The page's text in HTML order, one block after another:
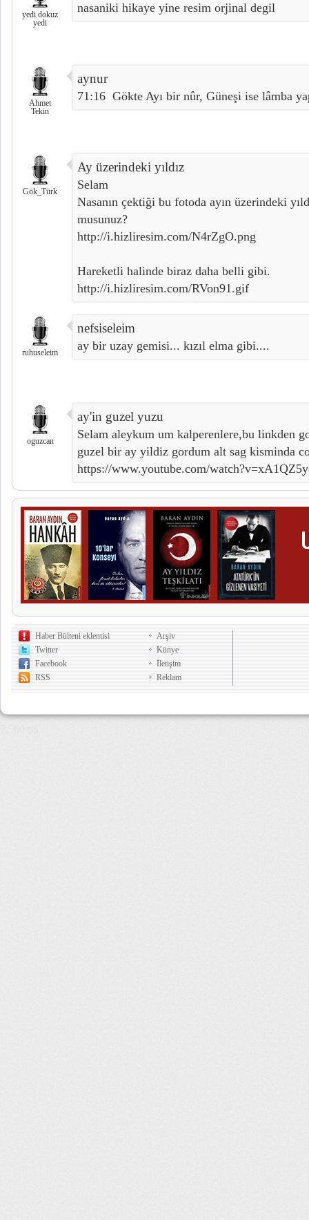
yedi dokuz
yedi
nasaniki hikaye yine resim orjinal degil
Ahmet
Tekin
aynur
71:16  Gökte Ayı bir nûr, Güneşi ise lâmba
Gök_Türk
Ay üzerindeki yıldız
Selam
Nasanın çektiği bu fotoda ayın üzerindeki
musunuz?
http://i.hizliresim.com/N4rZgO.png
Hareketli halinde biraz daha belli gibi.
http://i.hizliresim.com/RVon91.gif
ruhuseleim
nefsiseleim
ay bir uzay gemisi... kızıl elma gibi....
oguzcan
ay'in guzel yuzu
Selam aleykum um kalperenlere,bu linkden
guzel bir ay yildiz gordum alt sag kisminda
https://www.youtube.com/
Haber Bülteni eklentisi
Twitter
Facebook
RSS
Arşiv
Künye
İletişim
Reklam